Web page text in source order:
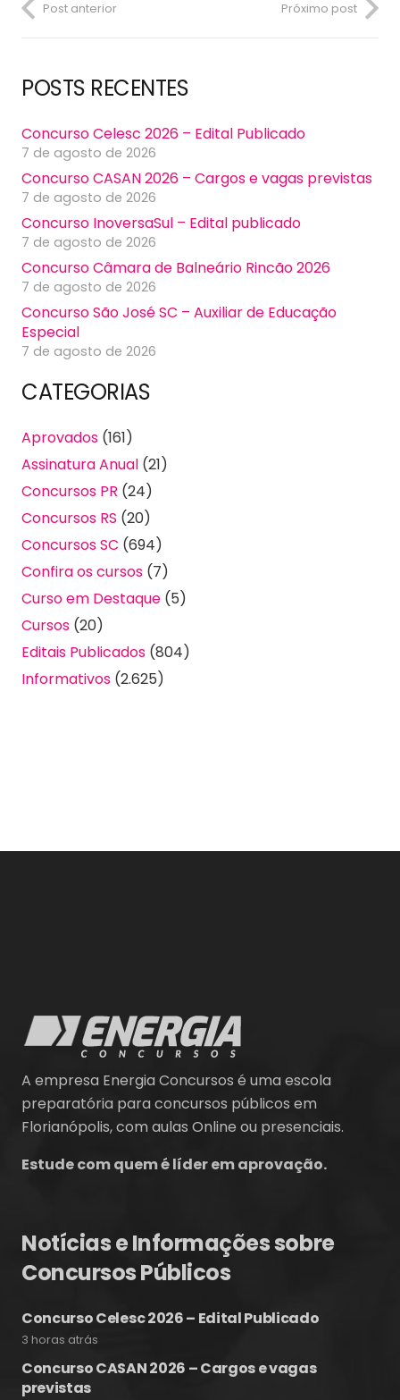
Post anterior Próximo post
POSTS RECENTES
Concurso Celesc 2026 – Edital Publicado
7 de agosto de 2026
Concurso CASAN 2026 – Cargos e vagas previstas
7 de agosto de 2026
Concurso InoversaSul – Edital publicado
7 de agosto de 2026
Concurso Câmara de Balneário Rincão 2026
7 de agosto de 2026
Concurso São José SC – Auxiliar de Educação
Especial
7 de agosto de 2026
CATEGORIAS
Aprovados (161)
Assinatura Anual (21)
Concursos PR (24)
Concursos RS (20)
Concursos SC (694)
Confira os cursos (7)
Curso em Destaque (5)
Cursos (20)
Editais Publicados (804)
Informativos (2.625)
A empresa Energia Concursos é uma escola
preparatória para concursos públicos em
Florianópolis, com aulas Online ou presenciais.
Estude com quem é líder em aprovação.
Notícias e Informações sobre
Concursos Públicos
Concurso Celesc 2026 – Edital Publicado
3 horas atrás
Concurso CASAN 2026 – Cargos e vagas
previstas